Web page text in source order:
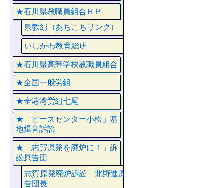
★石川県教職員組合ＨＰ
県教組（あちこちリンク）
いしかわ教育総研
★石川県高等学校教職員組合
★全国一般労組
★全港湾労組七尾
★「ピースセンター小松」基
地爆音訴訟
★「志賀原発を廃炉に！」訴
訟原告団
志賀原発廃炉訴訟 北野進原
告団長